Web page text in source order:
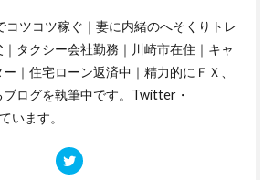
コツコツ稼ぐ｜妻に内緒のへそくりトレ
タクシー会社勤務｜川崎市在住｜キャ
｜住宅ローン返済中｜精力的にＦＸ、
ログを執筆中です。Twitter・
います。